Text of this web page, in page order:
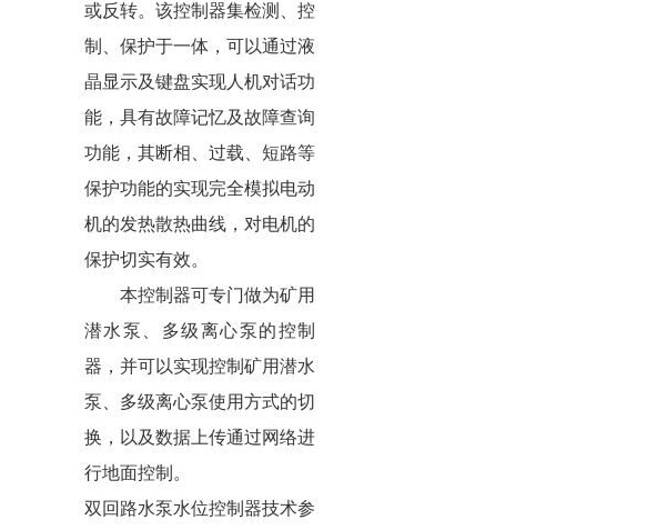
或反转。该控制器集检测、控
制、保护于一体，可以通过液
晶显示及键盘实现人机对话功
能，具有故障记忆及故障查询
功能，其断相、过载、短路等
保护功能的实现完全模拟电动
机的发热散热曲线，对电机的
保护切实有效。
本控制器可专门做为矿用
潜水泵、多级离心泵的控制
器，并可以实现控制矿用潜水
泵、多级离心泵使用方式的切
换，以及数据上传通过网络进
行地面控制。
双回路水泵水位控制器技术参